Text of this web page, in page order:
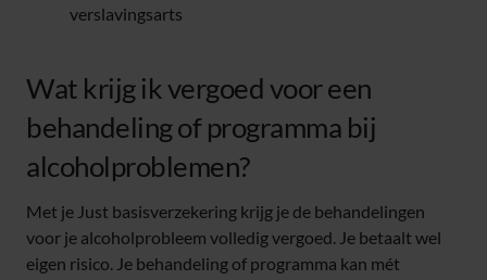
verslavingsarts
Wat krijg ik vergoed voor een
behandeling of programma bij
alcoholproblemen?
Met je Just basisverzekering krijg je de behandelingen
voor je alcoholprobleem volledig vergoed. Je betaalt wel
eigen risico. Je behandeling of programma kan mét